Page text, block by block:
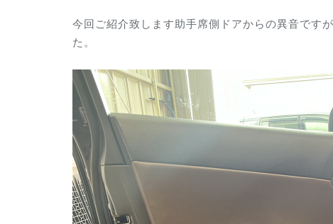
今回ご紹介致します助手席側ドアからの異音です
た。